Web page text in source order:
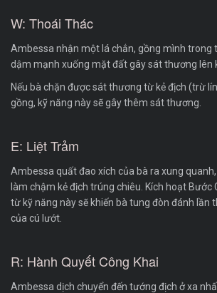
W: Thoái Thác
Ambessa nhận một lá chắn, gồng mình trong
dậm mạnh xuống mặt đất gây sát thương lên
Nếu bà chặn được sát thương từ kẻ địch (trừ
gồng, kỹ năng này sẽ gây thêm sát thương.
E: Liệt Trảm
Ambessa quất đao xích của bà ra xung
làm chậm kẻ địch trúng chiêu. Kích hoạt Bước
từ kỹ năng này sẽ khiến bà tung đòn đánh lần
của cú lướt.
R: Hành Quyết Công Khai
Ambessa dịch chuyển đến tướng địch ở xa